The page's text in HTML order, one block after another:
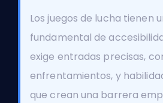
Los juegos de lucha tienen
fundamental de
exige entradas precisas,
enfrentamientos, y
que crean una barrera